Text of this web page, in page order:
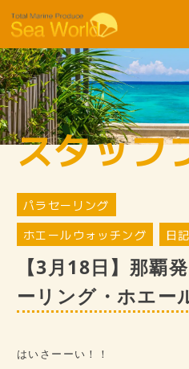
Sea Worldについて
コース紹介
ツアーの流れ
お客様の声
SDGsへ取り組み
スタッフ紹介
ギャラリー
スタッフ
パラセーリング
ホエールウォッチング
日記
【3月18日】那覇
ーリング・ホエー
はいさーーい！！